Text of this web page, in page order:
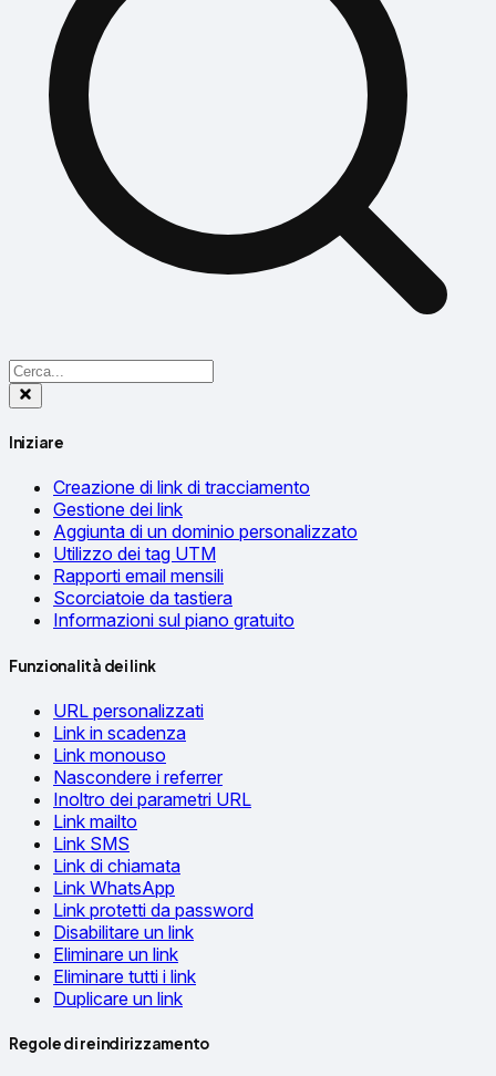
Iniziare
Creazione di link di tracciamento
Gestione dei link
Aggiunta di un dominio personalizzato
Utilizzo dei tag UTM
Rapporti email mensili
Scorciatoie da tastiera
Informazioni sul piano gratuito
Funzionalità dei link
URL personalizzati
Link in scadenza
Link monouso
Nascondere i referrer
Inoltro dei parametri URL
Link mailto
Link SMS
Link di chiamata
Link WhatsApp
Link protetti da password
Disabilitare un link
Eliminare un link
Eliminare tutti i link
Duplicare un link
Regole di reindirizzamento